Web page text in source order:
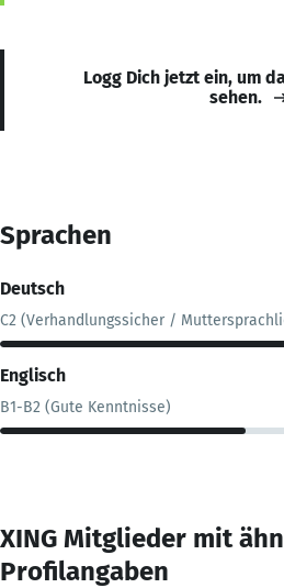
Logg Dich jetzt ein, um
sehen.
Sprachen
Deutsch
C2 (Verhandlungssicher /
Englisch
B1-B2 (Gute Kenntnisse)
XING Mitglieder mit
Profilangaben